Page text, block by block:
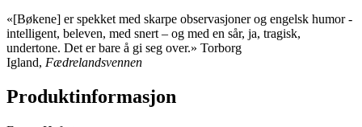
«[Bøkene] er spekket med skarpe observasjoner og engelsk humor -
intelligent, beleven, med snert – og med en sår, ja, tragisk,
undertone. Det er bare å gi seg over.» Torborg
Igland, Fædrelandsvennen
Produktinformasjon